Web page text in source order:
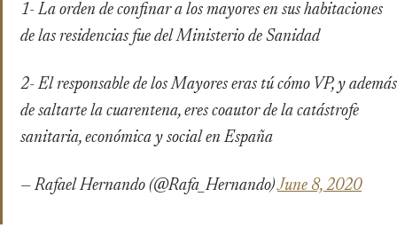
1- La orden de confinar a los mayores en sus habitaciones
de las residencias fue del Ministerio de Sanidad
2- El responsable de los Mayores eras tú cómo VP, y además
de saltarte la cuarentena, eres coautor de la catástrofe
sanitaria, económica y social en España
— Rafael Hernando (@Rafa_Hernando)June 8, 2020